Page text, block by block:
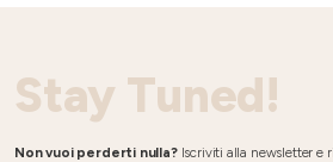
Stay Tuned!
Non vuoi perderti nulla?Iscriviti alla newsletter e